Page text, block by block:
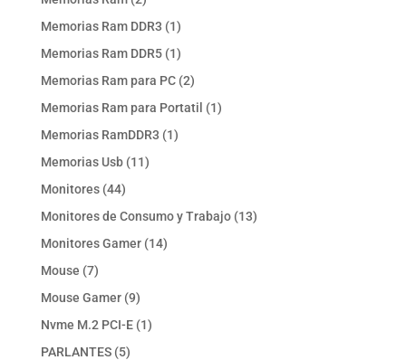
productos
Memorias Ram DDR3 11
producto
Memorias Ram DDR5 11
producto
Memorias Ram para PC 22
productos
Memorias Ram para Portatil 11
Memorias RamDDR3 11
Memorias Usb 1111
Monitores 4444
productos
Monitores de Consumo y Trabajo 1313
Monitores Gamer 1414
Mouse 77
productos
Mouse Gamer 99
productos
Nvme M.2 PCI-E 11
PARLANTES 55